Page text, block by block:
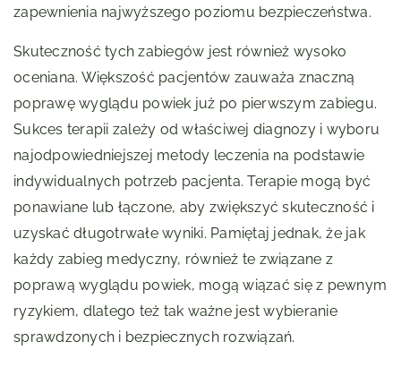
zapewnienia najwyższego poziomu bezpieczeństwa.
Skuteczność tych zabiegów jest również wysoko
oceniana. Większość pacjentów zauważa znaczną
poprawę wyglądu powiek już po pierwszym zabiegu.
Sukces terapii zależy od właściwej diagnozy i wyboru
najodpowiedniejszej metody leczenia na podstawie
indywidualnych potrzeb pacjenta. Terapie mogą być
ponawiane lub łączone, aby zwiększyć skuteczność i
uzyskać długotrwałe wyniki. Pamiętaj jednak, że jak
każdy zabieg medyczny, również te związane z
poprawą wyglądu powiek, mogą wiązać się z pewnym
ryzykiem, dlatego też tak ważne jest wybieranie
sprawdzonych i bezpiecznych rozwiązań.